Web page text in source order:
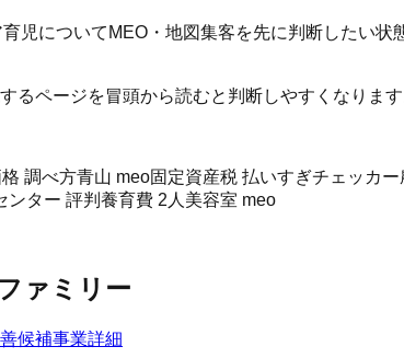
児についてMEO・地図集客を先に判断したい
るページを冒頭から読むと判断しやすくなります
調べ方青山 meo固定資産税 払いすぎチェッカー
ンター 評判 養育費 2人 美容室 meo
ァミリー
候補事業詳細